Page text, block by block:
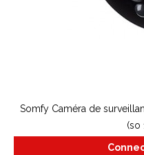
Somfy Caméra de
(so